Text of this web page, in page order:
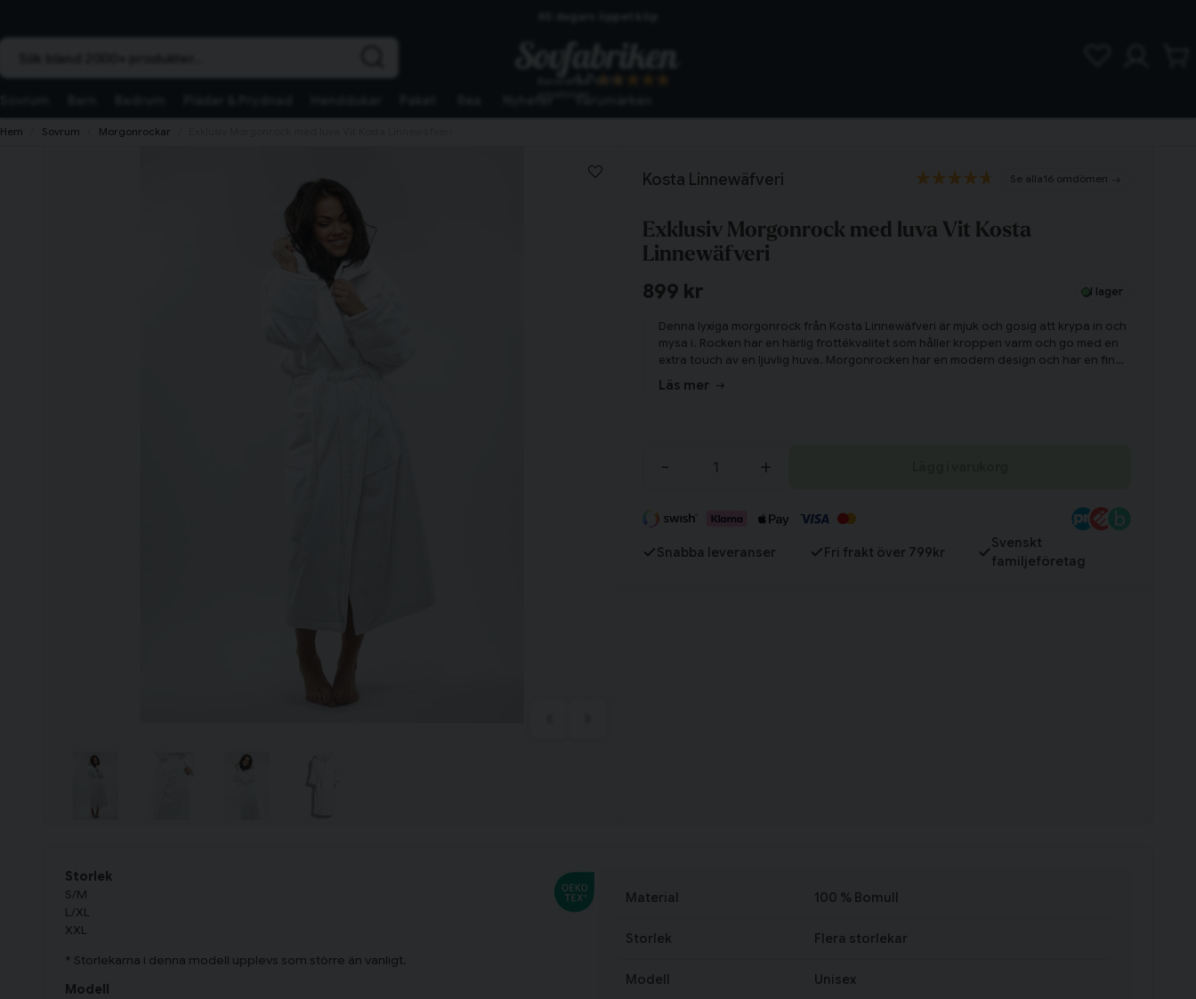
Skickas från lagret i Vinslöv
Hem Sovrum Morgonrockar
Kosta Linnewäfveri 16 omdömen
Exklusiv Morgonrock med luva Vit Kosta
Linnewäfveri
899 kr I lager
Denna lyxiga morgonrock från Kosta Linnewäfveri är mjuk och gosig att krypa in och
mysa i. Rocken har en härlig frottékvalitet som håller kroppen varm och go med en
extra touch av en ljuvlig huva. Morgonrocken har en modern design och har en fin
brodyr på ena fickan föreställande "KL" för Kosta Linnewäfveri.
Läs mer
- +
Snabba leveranser Fri frakt över 799kr
Svenskt
familjeföretag
Storlek
S/M
L/XL
XXL
* Storlekarna i denna modell upplevs som större än vanligt.
Modell
Material 100 % Bomull
Storlek Flera storlekar
Modell Unisex